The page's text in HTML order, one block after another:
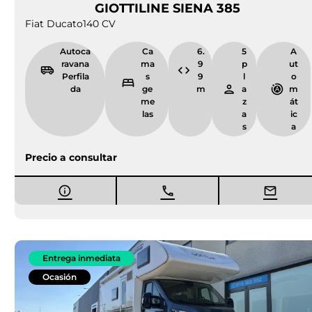
GIOTTILINE SIENA 385
Fiat Ducato140 CV
Autoca
ravana
Perfila
da
Ca
ma
s
ge
me
las
6.
9
9
m
5
p
l
a
z
a
s
A
ut
o
m
át
ic
a
Precio a consultar
Entrega inmediata
Ocasión